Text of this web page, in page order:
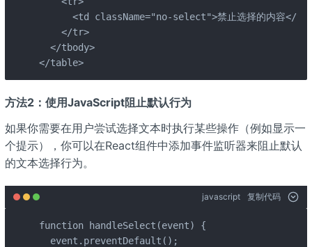
<td className="no-select">禁止选择的内容</
    </tr>
  </tbody>
</table>
方法2：使用JavaScript阻止默认行为
如果你需要在用户尝试选择文本时执行某些操作（例如显示一
个提示），你可以在React组件中添加事件监听器来阻止默认
的文本选择行为。
javascript 复制代码
function handleSelect(event) {
  event.preventDefault();